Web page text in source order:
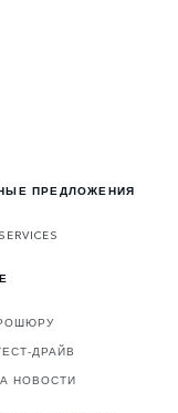
ПРЕДЛОЖЕНИЯ
ДРАЙВ
НОВОСТИ